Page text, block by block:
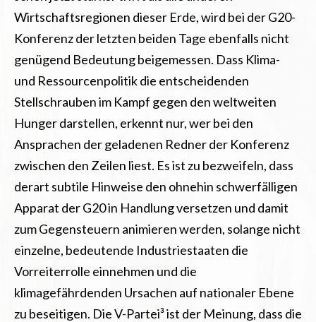
Wirtschaftsregionen dieser Erde, wird bei der G20-
Konferenz der letzten beiden Tage ebenfalls nicht
genügend Bedeutung beigemessen. Dass Klima-
und Ressourcenpolitik die entscheidenden
Stellschrauben im Kampf gegen den weltweiten
Hunger darstellen, erkennt nur, wer bei den
Ansprachen der geladenen Redner der Konferenz
zwischen den Zeilen liest. Es ist zu bezweifeln, dass
derart subtile Hinweise den ohnehin schwerfälligen
Apparat der G20 in Handlung versetzen und damit
zum Gegensteuern animieren werden, solange nicht
einzelne, bedeutende Industriestaaten die
Vorreiterrolle einnehmen und die
klimagefährdenden Ursachen auf nationaler Ebene
zu beseitigen. Die V-Partei³ ist der Meinung, dass die